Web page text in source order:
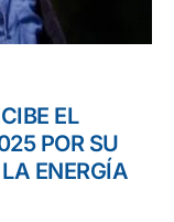
EL
POR SU
ENERGÍA